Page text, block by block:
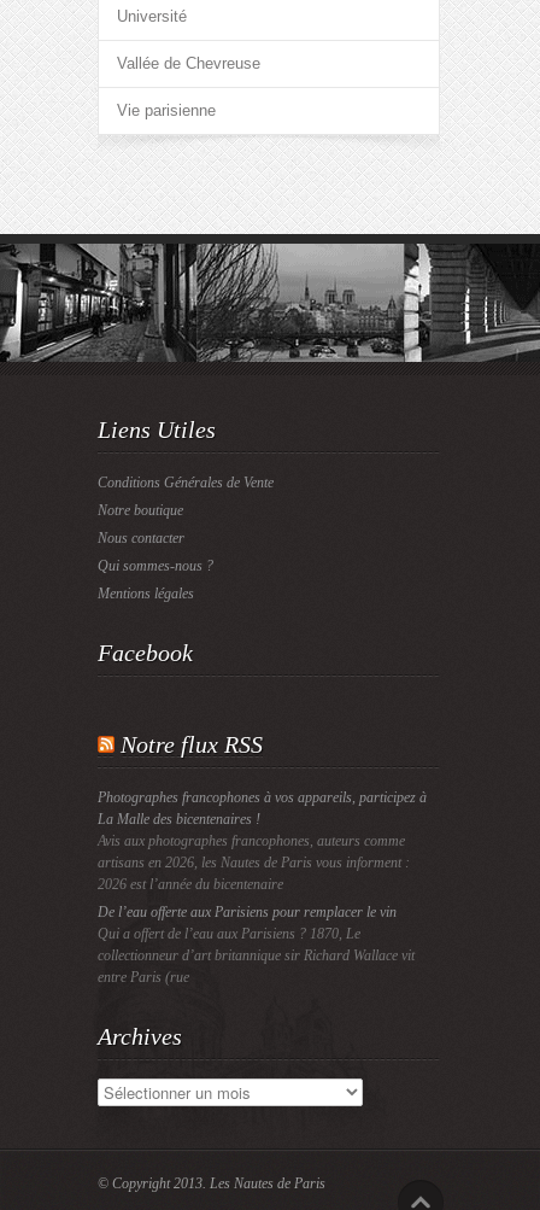
Université
Vallée de Chevreuse
Vie parisienne
Liens Utiles
Conditions Générales de Vente
Notre boutique
Nous contacter
Qui sommes-nous ?
Mentions légales
Facebook
Notre flux RSS
Photographes francophones à vos appareils, participez à
La Malle des bicentenaires !
Avis aux photographes francophones, auteurs comme
artisans en 2026, les Nautes de Paris vous informent :
2026 est l’année du bicentenaire
De l’eau offerte aux Parisiens pour remplacer le vin
Qui a offert de l’eau aux Parisiens ? 1870, Le
collectionneur d’art britannique sir Richard Wallace vit
entre Paris (rue
Archives
Archives
© Copyright 2013. Les Nautes de Paris